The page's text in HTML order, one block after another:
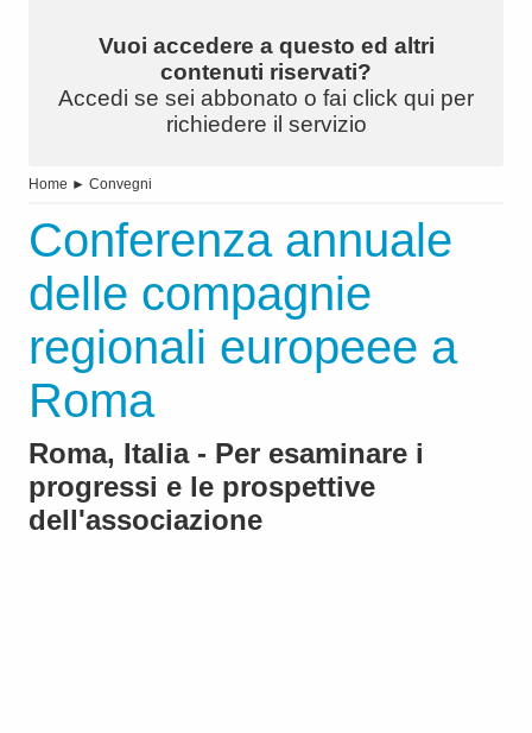
Vuoi accedere a questo ed altri
contenuti riservati?
Accedi se sei abbonato o fai click qui per
richiedere il servizio
Home ► Convegni
Conferenza annuale
delle compagnie
regionali europeee a
Roma
Roma, Italia - Per esaminare i
progressi e le prospettive
dell'associazione